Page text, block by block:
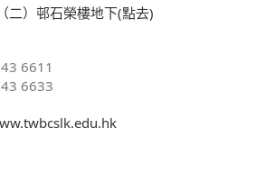
二）邨石榮樓地下(點去)
6611
6633